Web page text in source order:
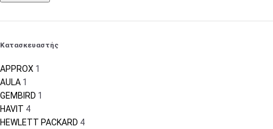
Κατασκευαστής
APPROX 1
AULA 1
GEMBIRD 1
HAVIT 4
HEWLETT PACKARD 4